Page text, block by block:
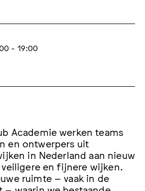
- 19:00
Academie werken teams
en ontwerpers uit
in Nederland aan nieuw
en fijnere wijken.
ruimte – vaak in de